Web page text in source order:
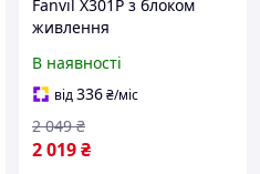
Fanvil X301P з блоком
живлення
В наявності
від336₴/міс
2 019₴
2 049 ₴